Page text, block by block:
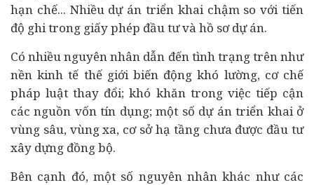
hạn chế... Nhiều dự án triển khai chậm so với tiến
độ ghi trong giấy phép đầu tư và hồ sơ dự án.
Có nhiều nguyên nhân dẫn đến tình trạng trên như
nềnkinh tế thế giới biến động khó lường, cơ chế
pháp luật thay đổi; khó khăn trong việc tiếp cận
các nguồn vốn tín dụng; một số dự án triển khai ở
vùng sâu, vùng xa, cơ sở hạ tầng chưa được đầu tư
xây dựng đồng bộ.
Bên cạnh đó, một số nguyên nhân khác như các